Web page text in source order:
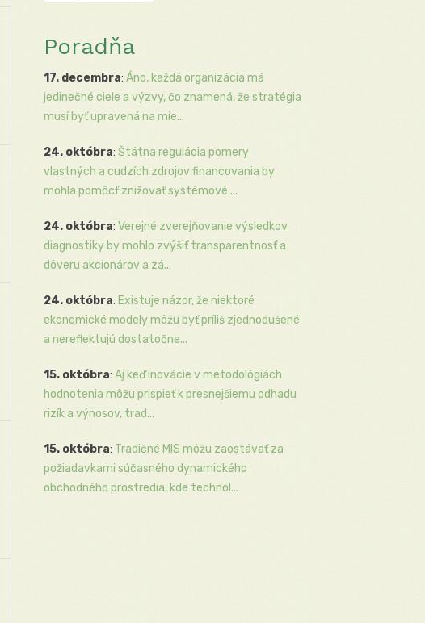
Poradňa
17. decembra: Áno, každá organizácia má
jedinečné ciele a výzvy, čo znamená, že stratégia
musí byť upravená na mie...
24. októbra: Štátna regulácia pomery
vlastných a cudzích zdrojov financovania by
mohla pomôcť znižovať systémové ...
24. októbra: Verejné zverejňovanie výsledkov
diagnostiky by mohlo zvýšiť transparentnosť a
dôveru akcionárov a zá...
24. októbra: Existuje názor, že niektoré
ekonomické modely môžu byť príliš zjednodušené
a nereflektujú dostatočne...
15. októbra: Aj keď inovácie v metodológiách
hodnotenia môžu prispieť k presnejšiemu odhadu
rizík a výnosov, trad...
15. októbra: Tradičné MIS môžu zaostávať za
požiadavkami súčasného dynamického
obchodného prostredia, kde technol...